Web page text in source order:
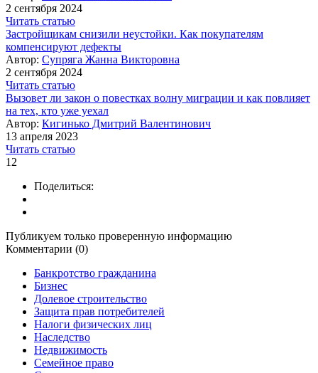
2 сентября 2024
Читать статью
Застройщикам снизили неустойки. Как покупателям
компенсируют дефекты
Автор: Супряга Жанна Викторовна
2 сентября 2024
Читать статью
Вызовет ли закон о повестках волну миграции и как повлияет
на тех, кто уже уехал
Автор: Кигинько Дмитрий Валентинович
13 апреля 2023
Читать статью
12
Поделиться:
Публикуем только проверенную информацию
Комментарии (0)
Банкротство гражданина
Бизнес
Долевое строительство
Защита прав потребителей
Налоги физических лиц
Наследство
Недвижимость
Семейное право